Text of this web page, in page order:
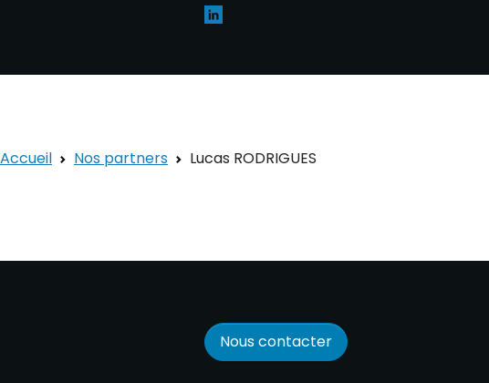
Accueil Nos partners Lucas RODRIGUES
Nous contacter